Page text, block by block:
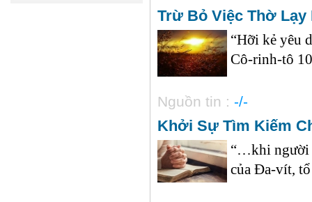
Trừ Bỏ Việc Thờ
“Hỡi kẻ yêu
Cô-rinh-tô
Nguồn tin : -/-
Khởi Sự Tìm Kiếm
“…khi người
của Đa-vít,